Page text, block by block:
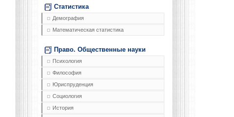
Статистика
Демография
Математическая статистика
Право. Общественные науки
Психология
Философия
Юриспруденция
Социология
История